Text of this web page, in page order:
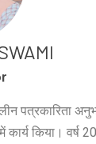
पत्रकारिता
कार्य किया।